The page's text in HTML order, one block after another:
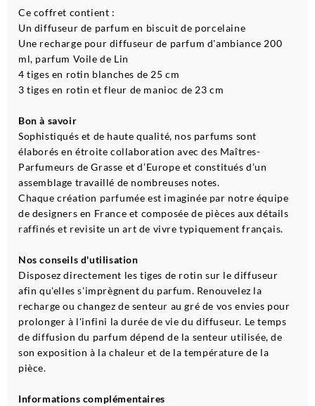
Ce coffret contient :
Un diffuseur de parfum en biscuit de porcelaine
Une recharge pour diffuseur de parfum d'ambiance 200
ml, parfum Voile de Lin
4 tiges en rotin blanches de 25 cm
3 tiges en rotin et fleur de manioc de 23 cm
Bon à savoir
Sophistiqués et de haute qualité, nos parfums sont
élaborés en étroite collaboration avec des Maîtres-
Parfumeurs de Grasse et d’Europe et constitués d’un
assemblage travaillé de nombreuses notes.
Chaque création parfumée est imaginée par notre équipe
de designers en France et composée de pièces aux détails
raffinés et revisite un art de vivre typiquement français.
Nos conseils d'utilisation
Disposez directement les tiges de rotin sur le diffuseur
afin qu'elles s'imprègnent du parfum. Renouvelez la
recharge ou changez de senteur au gré de vos envies pour
prolonger à l'infini la durée de vie du diffuseur. Le temps
de diffusion du parfum dépend de la senteur utilisée, de
son exposition à la chaleur et de la température de la
pièce.
Informations complémentaires